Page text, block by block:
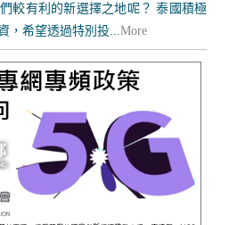
較有利的新選擇之地呢？ 泰國積極
，希望透過特別投...More